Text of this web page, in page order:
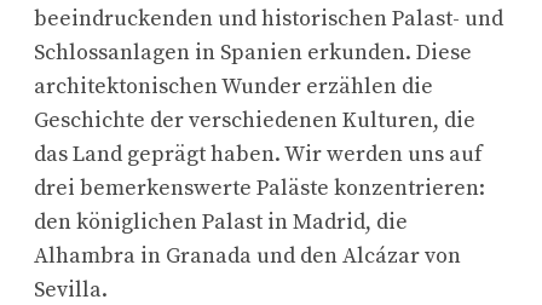
beeindruckenden und historischen Palast- und
Schlossanlagen in Spanien erkunden. Diese
architektonischen Wunder erzählen die
Geschichte der verschiedenen Kulturen, die
das Land geprägt haben. Wir werden uns auf
drei bemerkenswerte Paläste konzentrieren:
den königlichen Palast in Madrid, die
Alhambra in Granada und den Alcázar von
Sevilla.